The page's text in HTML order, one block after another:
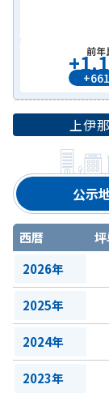
前年
+
+661
上伊
公示
西暦
2026年
2025年
2024年
2023年